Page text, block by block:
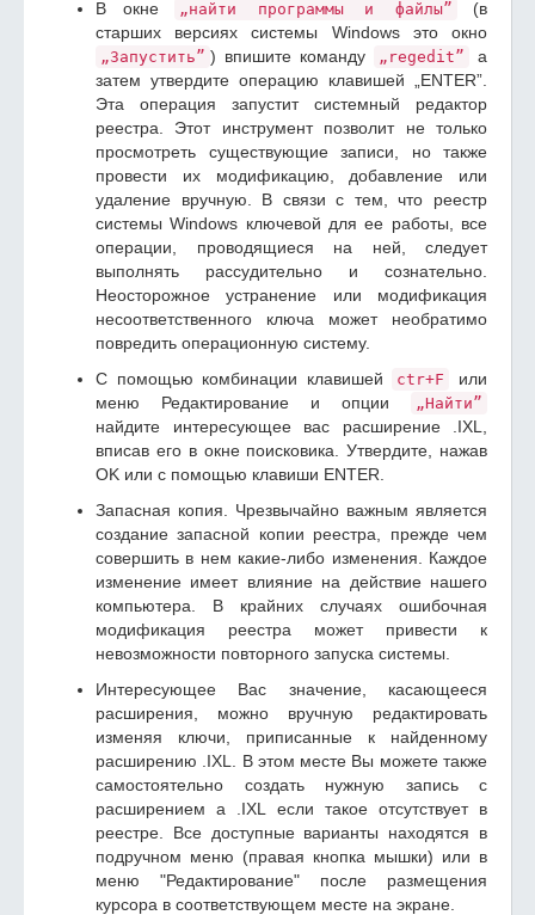
В окне „найти программы и файлы”
(в
старших версиях системы Windows это окно
„Запустить” ) впишите команду „regedit”
а
затем утвердите операцию клавишей „ENTER”.
Эта операция запустит системный редактор
реестра. Этот инструмент позволит не только
просмотреть существующие записи, но также
провести их модификацию, добавление или
удаление вручную. В связи с тем, что реестр
системы Windows ключевой для ее работы, все
операции, проводящиеся на ней, следует
выполнять рассудительно и сознательно.
Неосторожное устранение или модификация
несоответственного ключа может необратимо
повредить операционную систему.
С помощью комбинации клавишей
ctr+F
или
меню Редактирование и опции
„Найти”
найдите интересующее вас расширение .IXL,
вписав его в окне поисковика. Утвердите, нажав
OK или с помощью клавиши ENTER.
Запасная копия. Чрезвычайно важным является
создание запасной копии реестра, прежде чем
совершить в нем какие-либо изменения. Каждое
изменение имеет влияние на действие нашего
компьютера. В крайних случаях ошибочная
модификация реестра может привести к
невозможности повторного запуска системы.
Интересующее Вас значение, касающееся
расширения, можно вручную редактировать
изменяя ключи, приписанные к найденному
расширению .IXL. В этом месте Вы можете также
самостоятельно создать нужную запись с
расширением а .IXL если такое отсутствует в
реестре. Все доступные варианты находятся в
подручном меню (правая кнопка мышки) или в
меню "Редактирование" после размещения
курсора в соответствующем месте на экране.